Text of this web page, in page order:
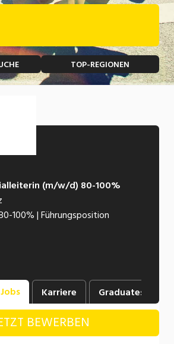
/ Kader
Elektro
Design, Soziale Berufe, Sport
Resources
Transport, Verkehr
Architektur
Treuhand, Recht
Forstwirtschaft
Hotellerie, Tourismus,
Anlagenbau,
TOP-REGIONEN
(m/w/d) 80-100%
100%|Führungsposition
Jobs Karriere Graduates
BEWERBEN